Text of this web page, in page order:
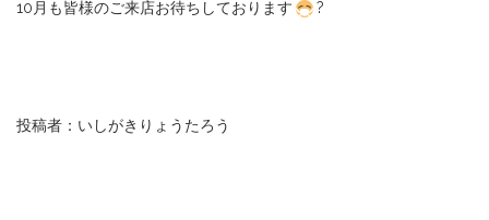
10月も皆様のご来店お待ちしております ?
投稿者：いしがきりょうたろう